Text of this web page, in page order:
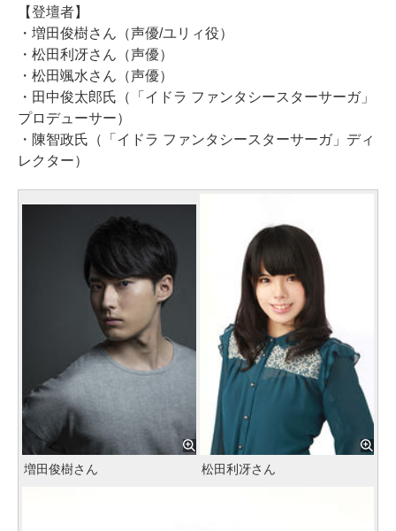
【登壇者】
・増田俊樹さん（声優/ユリィ役）
・松田利冴さん（声優）
・松田颯水さん（声優）
・田中俊太郎氏（「イドラ ファンタシースターサーガ」
プロデューサー）
・陳智政氏（「イドラ ファンタシースターサーガ」ディ
レクター）
増田俊樹さん 松田利冴さん